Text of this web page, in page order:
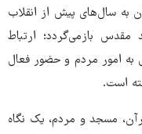
به سال‌های پیش از انقلاب
بازمی‌گردد؛ ارتباط
به امور مردم و حضور فعال
است.
مسجد و مردم، یک نگاه